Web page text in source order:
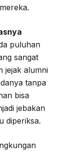
puluhan
sangat
jejak alumni
tanpa
bisa
jebakan
diperiksa.